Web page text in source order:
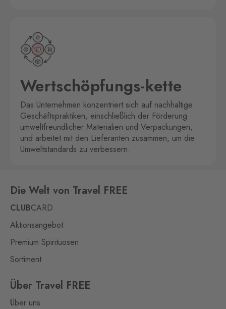
Wertschöpfungs-kette
Das Unternehmen konzentriert sich auf nachhaltige
Geschäftspraktiken, einschließlich der Förderung
umweltfreundlicher Materialien und Verpackungen,
und arbeitet mit den Lieferanten zusammen, um die
Umweltstandards zu verbessern.
Die Welt von Travel FREE
CLUBCARD
Aktionsangebot
Premium Spirituosen
Sortiment
Über Travel FREE
Über uns